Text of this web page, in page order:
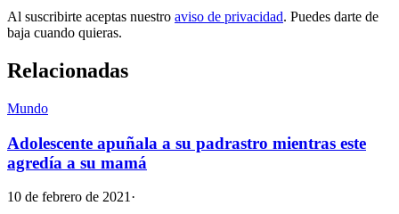
Al suscribirte aceptas nuestro aviso de privacidad. Puedes darte de
baja cuando quieras.
Relacionadas
Mundo
Adolescente apuñala a su padrastro mientras este
agredía a su mamá
10 de febrero de 2021 ·